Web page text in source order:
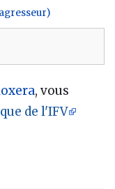
, vous
de l'IFV